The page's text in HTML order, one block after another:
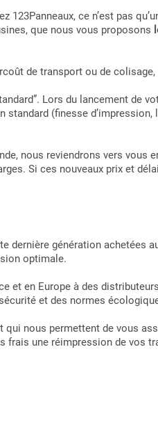
ce n’est pas
que nous vous proposons
de transport ou de
Lors du lancement de
(finesse
nous reviendrons vers vous
Si ces nouveaux prix et
dernière génération achetées
optimale.
et en Europe à des
et des normes
nous permettent de vous
frais une réimpression de vos